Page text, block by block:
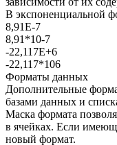
В экспоненциальной
8,91Е-7
8,91*10-7
-22,117Е+6
-22,117*106
Форматы данных
Дополнительные
базами данных и
Маска формата
в ячейках. Если
новый формат.